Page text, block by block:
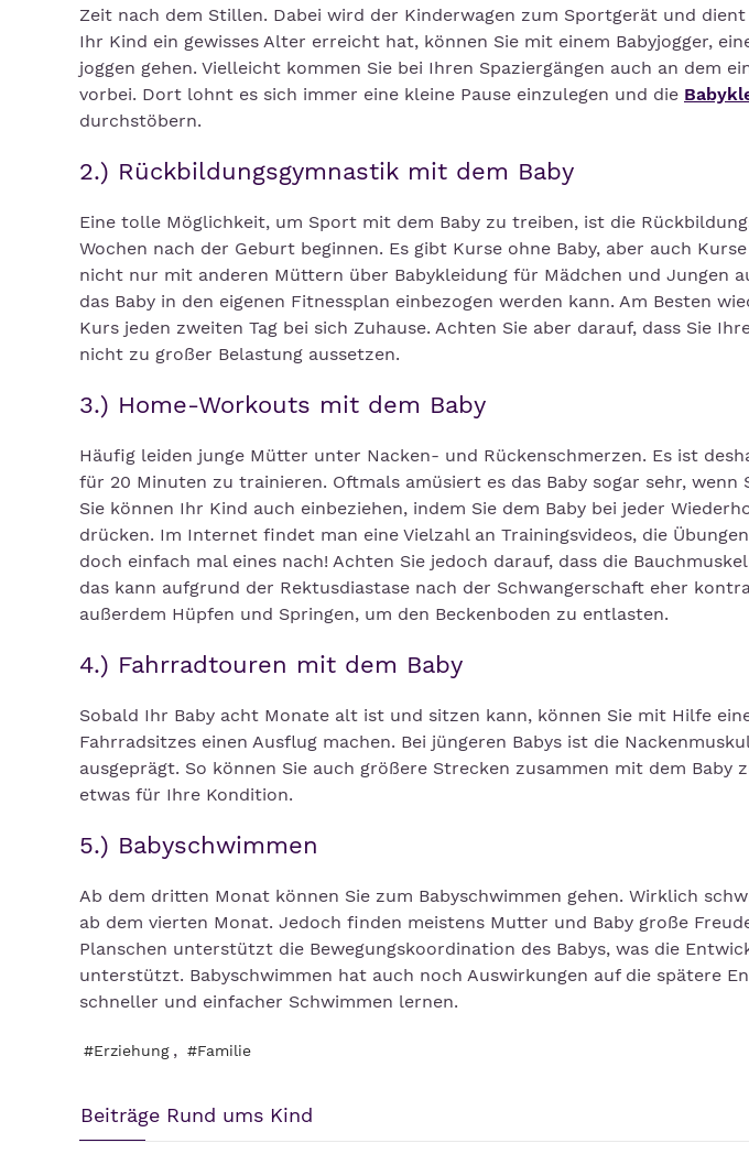
Zeit nach dem Stillen. Dabei wird der Kinderwagen zum Sportgerät und
Ihr Kind ein gewisses Alter erreicht hat, können Sie mit einem Babyjogger,
joggen gehen. Vielleicht kommen Sie bei Ihren Spaziergängen auch an dem
vorbei. Dort lohnt es sich immer eine kleine Pause einzulegen und die
durchstöbern.
2.) Rückbildungsgymnastik mit dem Baby
Eine tolle Möglichkeit, um Sport mit dem Baby zu treiben, ist die
Wochen nach der Geburt beginnen. Es gibt Kurse ohne Baby, aber auch
nicht nur mit anderen Müttern über Babykleidung für Mädchen und Jungen
das Baby in den eigenen Fitnessplan einbezogen werden kann. Am Besten
Kurs jeden zweiten Tag bei sich Zuhause. Achten Sie aber darauf, dass Sie
nicht zu großer Belastung aussetzen.
3.) Home-Workouts mit dem Baby
Häufig leiden junge Mütter unter Nacken- und Rückenschmerzen. Es ist
für 20 Minuten zu trainieren. Oftmals amüsiert es das Baby sogar sehr, wenn
Sie können Ihr Kind auch einbeziehen, indem Sie dem Baby bei jeder
drücken. Im Internet findet man eine Vielzahl an Trainingsvideos, die
doch einfach mal eines nach! Achten Sie jedoch darauf, dass die
das kann aufgrund der Rektusdiastase nach der Schwangerschaft eher
außerdem Hüpfen und Springen, um den Beckenboden zu entlasten.
4.) Fahrradtouren mit dem Baby
Sobald Ihr Baby acht Monate alt ist und sitzen kann, können Sie mit Hilfe
Fahrradsitzes einen Ausflug machen. Bei jüngeren Babys ist die
ausgeprägt. So können Sie auch größere Strecken zusammen mit dem
etwas für Ihre Kondition.
5.) Babyschwimmen
Ab dem dritten Monat können Sie zum Babyschwimmen gehen. Wirklich
ab dem vierten Monat. Jedoch finden meistens Mutter und Baby große
Planschen unterstützt die Bewegungskoordination des Babys, was die
unterstützt. Babyschwimmen hat auch noch Auswirkungen auf die spätere
schneller und einfacher Schwimmen lernen.
#Erziehung , #Familie
Beiträge Rund ums Kind